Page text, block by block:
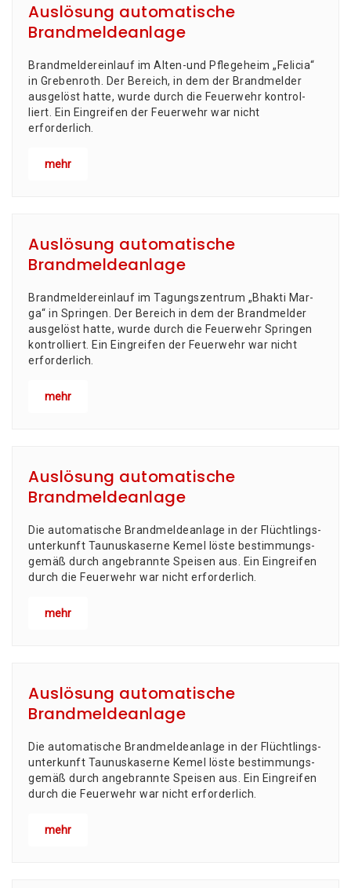
Auslösung automatische
Brandmeldeanlage
Brand­mel­der­ein­lauf im Alten-und Pfle­ge­heim „Feli­cia“
in Grebenroth. Der Bereich, in dem der Brand­mel­der
aus­ge­löst hat­te, wur­de durch die Feu­er­wehr kon­trol­
liert. Ein Ein­grei­fen der Feu­er­wehr war nicht
erforderlich.
mehr
Auslösung automatische
Brandmeldeanlage
Brand­mel­der­ein­lauf im Tagungs­zen­trum „Bhak­ti Mar­
ga“ in Springen. Der Bereich in dem der Brand­mel­der
aus­ge­löst hat­te, wur­de durch die Feu­er­wehr Sprin­gen
kon­trol­liert. Ein Ein­grei­fen der Feu­er­wehr war nicht
erforderlich.
mehr
Auslösung automatische
Brandmeldeanlage
Die auto­ma­ti­sche Brand­mel­de­an­la­ge in der Flücht­lings­
un­ter­kunft Tau­nus­ka­ser­ne Kemel lös­te bestim­mungs­
ge­mäß durch ange­brann­te Spei­sen aus. Ein Ein­grei­fen
durch die Feu­er­wehr war nicht erforderlich.
mehr
Auslösung automatische
Brandmeldeanlage
Die auto­ma­ti­sche Brand­mel­de­an­la­ge in der Flücht­lings­
un­ter­kunft Tau­nus­ka­ser­ne Kemel lös­te bestim­mungs­
ge­mäß durch ange­brann­te Spei­sen aus. Ein Ein­grei­fen
durch die Feu­er­wehr war nicht erforderlich.
mehr